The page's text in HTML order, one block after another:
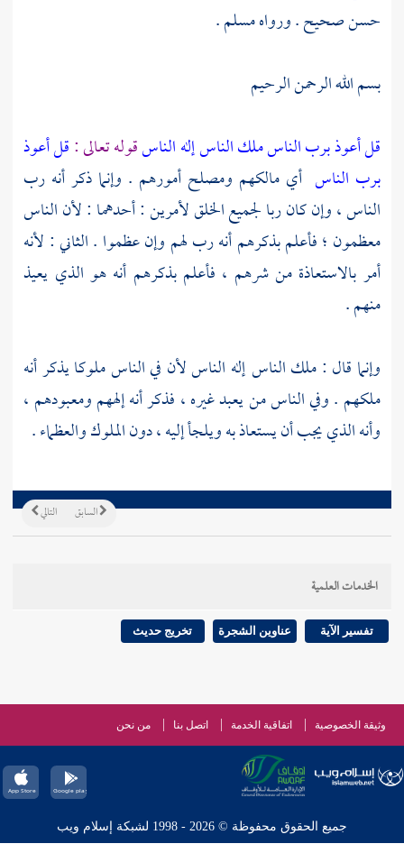
حسن صحيح . ورواهمسلم.
بسم الله الرحمن الرحيم
قل أعوذ برب الناس ملك الناس إله الناسقوله تعالى :قل أعوذ
برب الناس أي مالكهم ومصلح أمورهم . وإنما ذكر أنه رب
الناس ، وإن كان ربا لجميع الخلق لأمرين : أحدهما : لأن الناس
معظمون ؛ فأعلم بذكرهم أنه رب لهم وإن عظموا . الثاني : لأنه
أمر بالاستعاذة من شرهم ، فأعلم بذكرهم أنه هو الذي يعيذ
منهم .
وإنما قال : ملك الناس إله الناس لأن في الناس ملوكا يذكر أنه
ملكهم . وفي الناس من يعبد غيره ، فذكر أنه إلههم ومعبودهم ،
وأنه الذي يجب أن يستعاذ به ويلجأ إليه ، دون الملوك والعظماء .
التالي السابق
الخدمات العلمية
تفسير الآية عناوين الشجرة تخريج حديث
وثيقة الخصوصية اتفاقية الخدمة اتصل بنا من نحن
جميع الحقوق محفوظة © 2026 - 1998 لشبكة إسلام ويب